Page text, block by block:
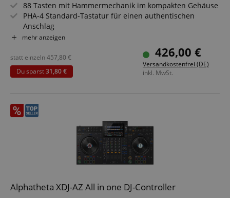
88 Tasten mit Hammermechanik im kompakten Gehäuse
PHA-4 Standard-Tastatur für einen authentischen
Anschlag
SuperNATURAL Piano-Klangerzeugung
Kopfhörerausgang & geräuscharme Tastaturmechanik
Twin-Piano-Modus zum vierhändigen Spielen
Eingebaute Lautsprecher mit 2x 6W
Integriertes Bluetooth & MIDI/USB-Interface
mehr anzeigen
426,00 €
Versandkostenfrei (DE)
inkl. MwSt.
statt einzeln457,80 €
Du sparst31,80 €
Alphatheta XDJ-AZ All in one DJ-Controller